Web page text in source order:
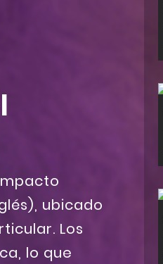
ubicado
Los
lo que